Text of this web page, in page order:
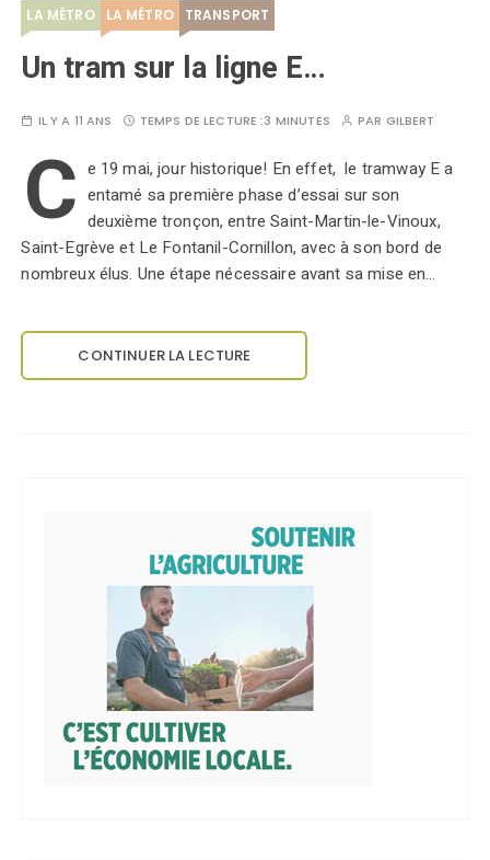
LA MÉTRO LA MÉTRO TRANSPORT
Un tram sur la ligne E…
IL Y A 11 ANS TEMPS DE LECTURE :3 MINUTES PAR GILBERT
C e 19 mai, jour historique! En effet, le tramway E a
entamé sa première phase d’essai sur son
deuxième tronçon, entre Saint-Martin-le-Vinoux,
Saint-Egrève et Le Fontanil-Cornillon, avec à son bord de
nombreux élus. Une étape nécessaire avant sa mise en…
CONTINUER LA LECTURE